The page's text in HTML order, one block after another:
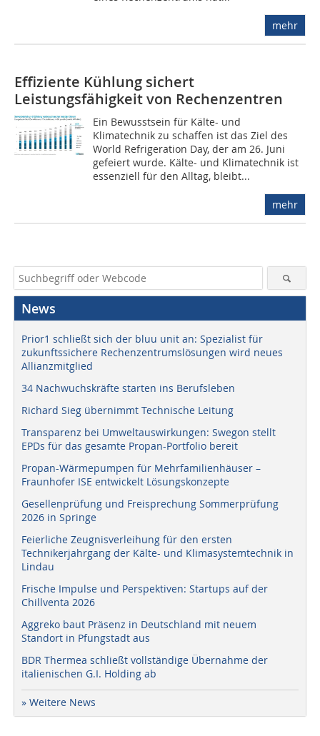
mehr
Effiziente Kühlung sichert
Leistungsfähigkeit von Rechenzentren
Ein Bewusstsein für Kälte- und
Klimatechnik zu schaffen ist das Ziel des
World Refrigeration Day, der am 26. Juni
gefeiert wurde. Kälte- und Klimatechnik ist
essenziell für den Alltag, bleibt...
mehr
News
Prior1 schließt sich der bluu unit an: Spezialist für
zukunftssichere Rechenzentrumslösungen wird neues
Allianzmitglied
34 Nachwuchskräfte starten ins Berufsleben
Richard Sieg übernimmt Technische Leitung
Transparenz bei Umweltauswirkungen: Swegon stellt
EPDs für das gesamte Propan-Portfolio bereit
Propan-Wärmepumpen für Mehrfamilienhäuser –
Fraunhofer ISE entwickelt Lösungskonzepte
Gesellenprüfung und Freisprechung Sommerprüfung
2026 in Springe
Feierliche Zeugnisverleihung für den ersten
Technikerjahrgang der Kälte- und Klimasystemtechnik in
Lindau
Frische Impulse und Perspektiven: Startups auf der
Chillventa 2026
Aggreko baut Präsenz in Deutschland mit neuem
Standort in Pfungstadt aus
BDR Thermea schließt vollständige Übernahme der
italienischen G.I. Holding ab
» Weitere News